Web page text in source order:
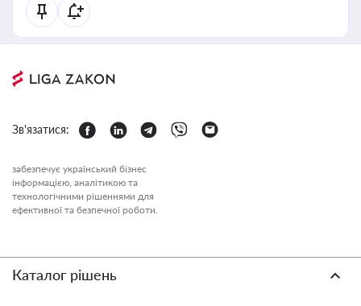
Зв'язатися:
забезпечує український бізнес
інформацією, аналітикою та
технологічними рішеннями для
ефективної та безпечної роботи.
Каталог рішень